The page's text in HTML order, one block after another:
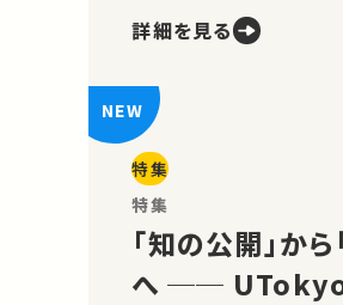
詳細を見る
特集
特集
「知の公開」から
へ ── UTokyo